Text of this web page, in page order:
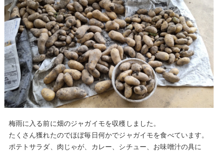
梅雨に入る前に畑のジャガイモを収穫しました。
たくさん獲れたのでほぼ毎日何かでジャガイモを食べています。
ポテトサラダ、肉じゃが、カレー、シチュー、お味噌汁の具に